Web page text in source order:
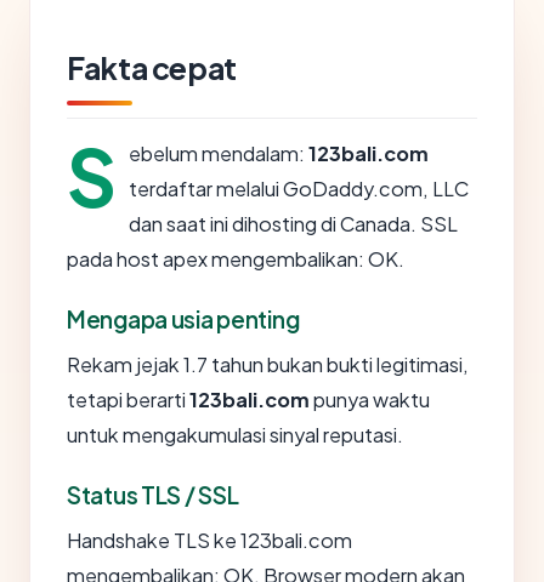
Fakta cepat
S ebelum mendalam: 123bali.com
terdaftar melalui GoDaddy.com, LLC
dan saat ini dihosting di Canada. SSL
pada host apex mengembalikan: OK.
Mengapa usia penting
Rekam jejak 1.7 tahun bukan bukti legitimasi,
tetapi berarti123bali.compunya waktu
untuk mengakumulasi sinyal reputasi.
Status TLS / SSL
Handshake TLS ke 123bali.com
mengembalikan: OK. Browser modern akan